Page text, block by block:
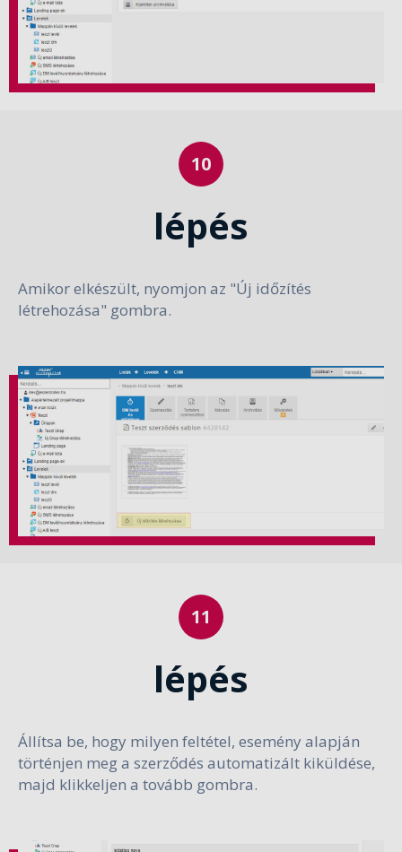
lépés
Amikor elkészült, nyomjon az "Új időzítés
létrehozása" gombra.
lépés
Állítsa be, hogy milyen feltétel, esemény alapján
történjen meg a szerződés automatizált kiküldése,
majd klikkeljen a tovább gombra.